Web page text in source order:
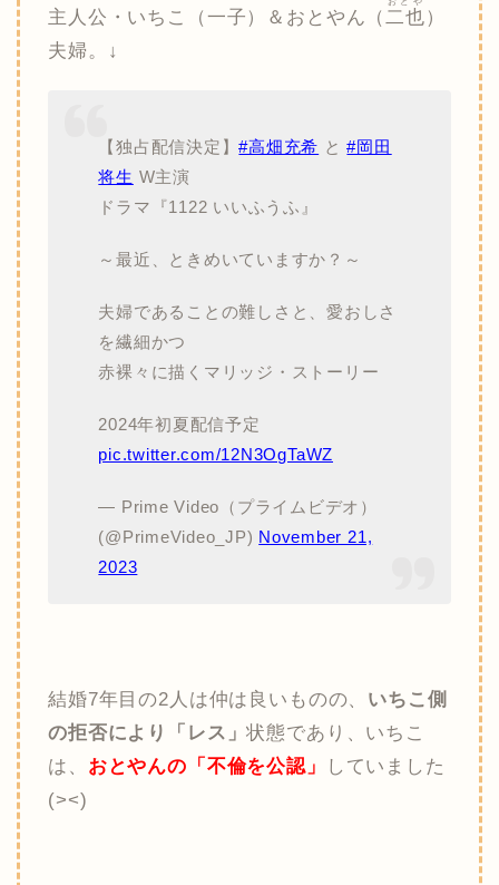
主人公・いちこ（一子）＆おとやん（二也 ）
夫婦。↓
【独占配信決定】#高畑充希 と#岡田
将生 W主演
ドラマ『1122 いいふうふ』
～最近、ときめいていますか？～
夫婦であることの難しさと、愛おしさ
を繊細かつ
赤裸々に描くマリッジ・ストーリー
2024年初夏配信予定
pic.twitter.com/12N3OgTaWZ
— Prime Video（プライムビデオ）
(@PrimeVideo_JP) November 21,
2023
結婚7年目の2人は仲は良いものの、 いちこ側
の拒否により「レス」状態であり、いちこ
は、 おとやんの「不倫を公認」
していました
(><)